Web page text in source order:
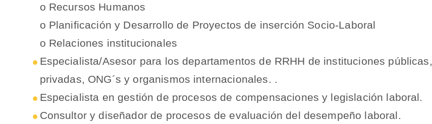
o Recursos Humanos
o Planificación y Desarrollo de Proyectos de inserción Socio-Laboral
o Relaciones institucionales
Especialista/Asesor para los departamentos de RRHH de instituciones públicas,
privadas, ONG´s y organismos internacionales. .
Especialista en gestión de procesos de compensaciones y legislación laboral.
Consultor y diseñador de procesos de evaluación del desempeño laboral.